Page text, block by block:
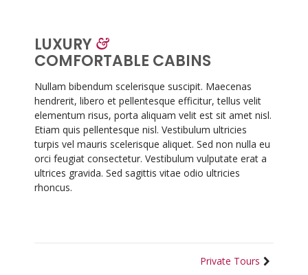
LUXURY &
COMFORTABLE CABINS
Nullam bibendum scelerisque suscipit. Maecenas
hendrerit, libero et pellentesque efficitur, tellus velit
elementum risus, porta aliquam velit est sit amet nisl.
Etiam quis pellentesque nisl. Vestibulum ultricies
turpis vel mauris scelerisque aliquet. Sed non nulla eu
orci feugiat consectetur. Vestibulum vulputate erat a
ultrices gravida. Sed sagittis vitae odio ultricies
rhoncus.
Private Tours